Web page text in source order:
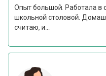
Опыт большой. Работала в
школьной столовой.
считаю, и...